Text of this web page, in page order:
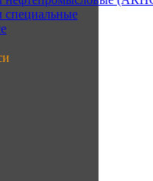
специальные